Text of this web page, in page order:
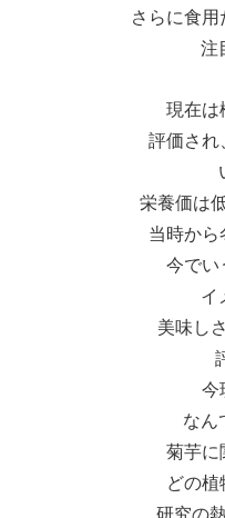
さらに食
注
現在は
評価され
栄養価は
当時から
今でい
イ
美味し
今
なん
菊芋に
どの植